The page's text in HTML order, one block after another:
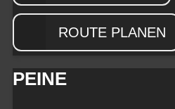
ROUTE PLANEN
PEINE